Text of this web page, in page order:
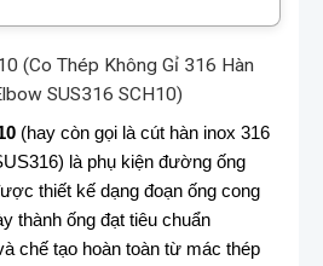
(Co Thép Không Gỉ 316 Hàn
SUS316 SCH10)
(hay còn gọi là cút hàn inox 316
là phụ kiện đường ống
thiết kế dạng đoạn ống cong
thành ống đạt tiêu chuẩn
chế tạo hoàn toàn từ mác thép